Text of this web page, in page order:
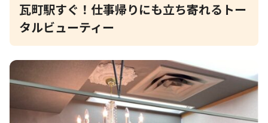
瓦町駅すぐ！仕事帰りにも立ち寄れるトー
タルビューティー